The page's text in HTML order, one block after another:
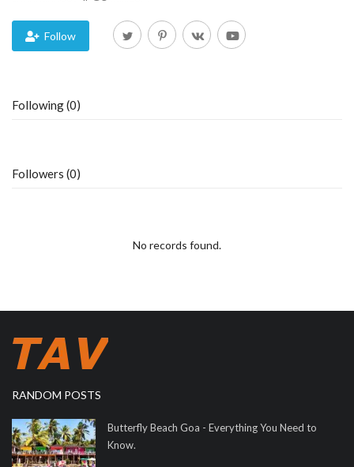
News Follow
Following (0)
Followers (0)
No records found.
RANDOM POSTS
Butterfly Beach Goa - Everything You Need to
Know.